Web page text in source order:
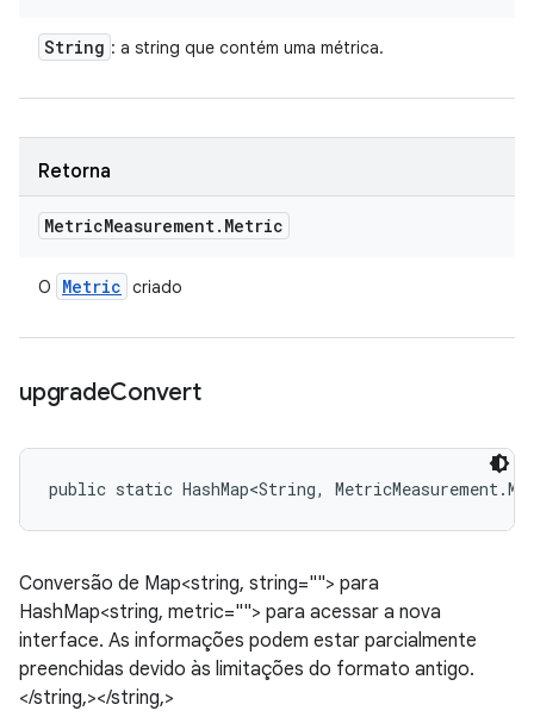
String : a string que contém uma métrica.
Retorna
MetricMeasurement. Metric
O Metric criado
upgradeConvert
public static HashMap<String,
Conversão de Map<string, string=""> para
HashMap<string, metric=""> para acessar a nova
interface. As informações podem estar parcialmente
preenchidas devido às limitações do formato antigo.
</string,></string,>